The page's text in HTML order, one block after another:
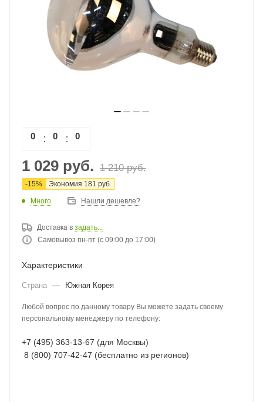
0 0 0
1 029 руб. 1 210руб.
-15% Экономия 181 руб.
Много Нашли дешевле?
Доставка в задать...
Самовывоз пн-пт (с 09:00 до 17:00)
Характеристики
Страна — Южная Корея
Любой вопрос по данному товару Вы можете задать своему
персональному менеджеру по телефону:
+7 (495) 363-13-67 (для Москвы)
8 (800) 707-42-47 (бесплатно из регионов)